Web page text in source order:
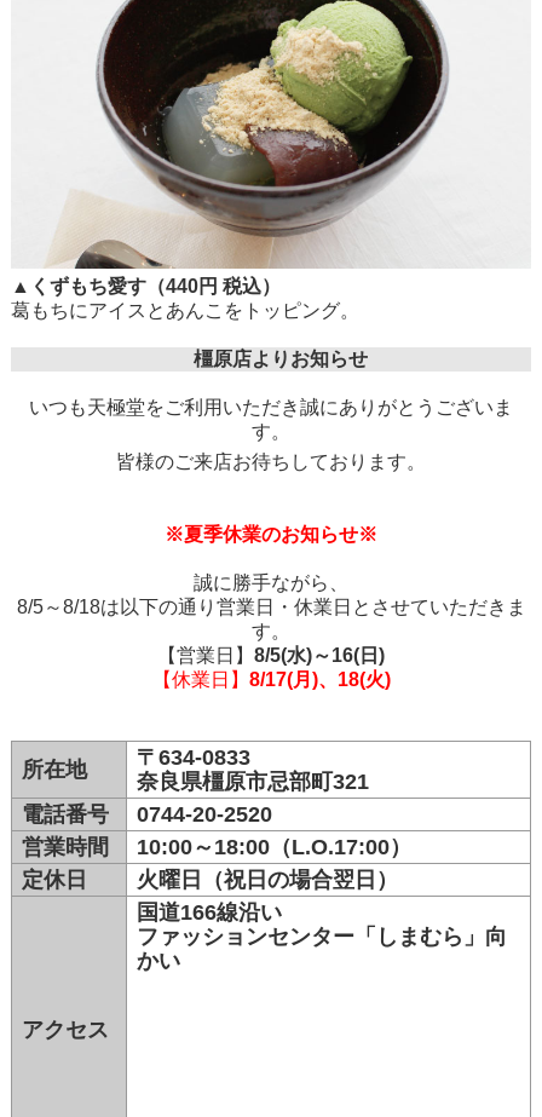
▲くずもち愛す（440円 税込）
葛もちにアイスとあんこをトッピング。
橿原店よりお知らせ
いつも天極堂をご利用いただき誠にありがとうございま
す。
皆様のご来店お待ちしております。
※夏季休業のお知らせ※
誠に勝手ながら、
8/5～8/18は以下の通り営業日・休業日とさせていただきま
す。
【営業日】 8/5(水)～16(日)
【休業日】 8/17(月)、18(火)
所在地
〒634-0833
奈良県橿原市忌部町321
電話番号
0744-20-2520
営業時間
10:00～18:00（L.O.17:00）
定休日
火曜日（祝日の場合翌日）
アクセス
国道166線沿い
ファッションセンター「しまむら」向
かい